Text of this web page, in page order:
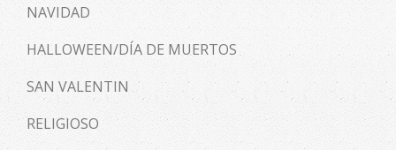
NAVIDAD
HALLOWEEN/DÍA DE MUERTOS
SAN VALENTIN
RELIGIOSO